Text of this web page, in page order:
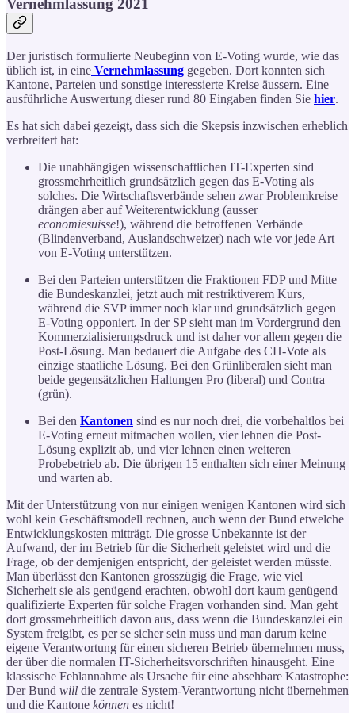
Vernehmlassung 2021
Der juristisch formulierte Neubeginn von E-Voting wurde, wie das
üblich ist, in eine Vernehmlassung gegeben. Dort konnten sich
Kantone, Parteien und sonstige interessierte Kreise äussern. Eine
ausführliche Auswertung dieser rund 80 Eingaben finden Sie hier.
Es hat sich dabei gezeigt, dass sich die Skepsis inzwischen erheblich
verbreitert hat:
Die unabhängigen wissenschaftlichen IT-Experten sind
grossmehrheitlich grundsätzlich gegen das E-Voting als
solches. Die Wirtschaftsverbände sehen zwar Problemkreise
drängen aber auf Weiterentwicklung (ausser
economiesuisse!), während die betroffenen Verbände
(Blindenverband, Auslandschweizer) nach wie vor jede Art
von E-Voting unterstützen.
Bei den Parteien unterstützen die Fraktionen FDP und Mitte
die Bundeskanzlei, jetzt auch mit restriktiverem Kurs,
während die SVP immer noch klar und grundsätzlich gegen
E-Voting opponiert. In der SP sieht man im Vordergrund den
Kommerzialisierungsdruck und ist daher vor allem gegen die
Post-Lösung. Man bedauert die Aufgabe des CH-Vote als
einzige staatliche Lösung. Bei den Grünliberalen sieht man
beide gegensätzlichen Haltungen Pro (liberal) und Contra
(grün).
Bei den Kantonen sind es nur noch drei, die vorbehaltlos bei
E-Voting erneut mitmachen wollen, vier lehnen die Post-
Lösung explizit ab, und vier lehnen einen weiteren
Probebetrieb ab. Die übrigen 15 enthalten sich einer Meinung
und warten ab.
Mit der Unterstützung von nur einigen wenigen Kantonen wird sich
wohl kein Geschäftsmodell rechnen, auch wenn der Bund etwelche
Entwicklungskosten mitträgt. Die grosse Unbekannte ist der
Aufwand, der im Betrieb für die Sicherheit geleistet wird und die
Frage, ob der demjenigen entspricht, der geleistet werden müsste.
Man überlässt den Kantonen grosszügig die Frage, wie viel
Sicherheit sie als genügend erachten, obwohl dort kaum genügend
qualifizierte Experten für solche Fragen vorhanden sind. Man geht
dort grossmehrheitlich davon aus, dass wenn die Bundeskanzlei ein
System freigibt, es per se sicher sein muss und man darum keine
eigene Verantwortung für einen sicheren Betrieb übernehmen muss,
der über die normalen IT-Sicherheitsvorschriften hinausgeht. Eine
klassische Fehlannahme als Ursache für eine absehbare Katastrophe:
Der Bund will die zentrale System-Verantwortung nicht übernehmen
und die Kantone können es nicht!